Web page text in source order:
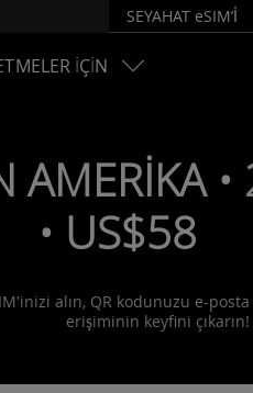
SEYAHAT eSIM’İ
İÇİN
AMERİKA
• US$58
alın, QR kodunuzu e-
erişiminin keyfini çıkarın!